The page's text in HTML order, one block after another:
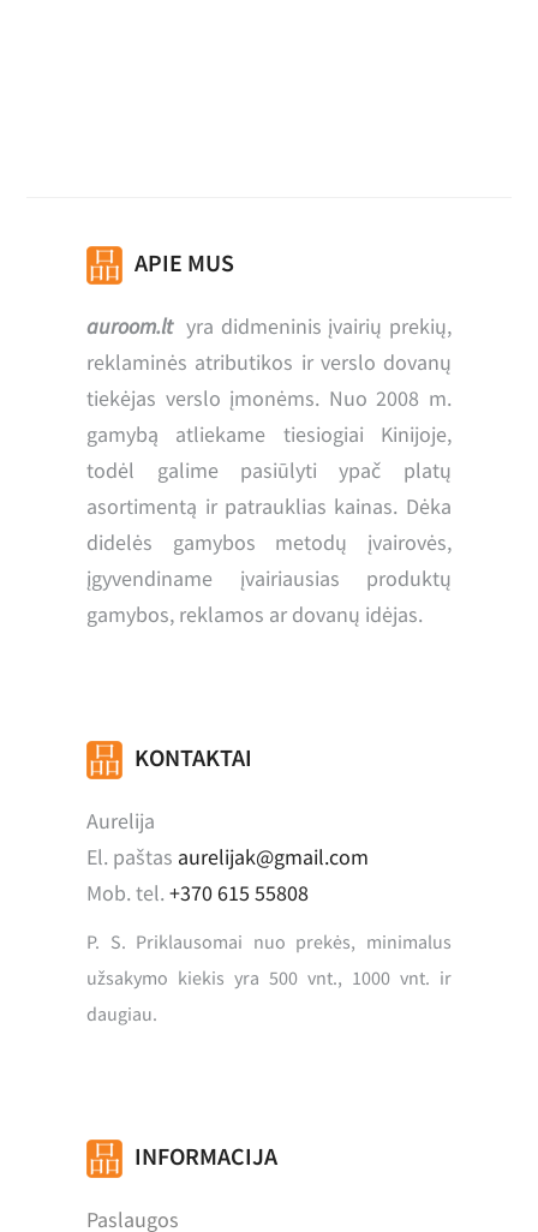
APIE MUS
auroom.ltyra didmeninis įvairių prekių,
reklaminės atributikos ir verslo dovanų
tiekėjas verslo įmonėms. Nuo 2008 m.
gamybą atliekame tiesiogiai Kinijoje,
todėl galime pasiūlyti ypač platų
asortimentą ir patrauklias kainas. Dėka
didelės gamybos metodų įvairovės,
įgyvendiname įvairiausias produktų
gamybos, reklamos ar dovanų idėjas.
KONTAKTAI
Aurelija
El. paštas aurelijak@gmail.com
Mob. tel.+370 615 55808
P. S. Priklausomai nuo prekės, minimalus
užsakymo kiekis yra 500 vnt., 1000 vnt. ir
daugiau.
INFORMACIJA
Paslaugos